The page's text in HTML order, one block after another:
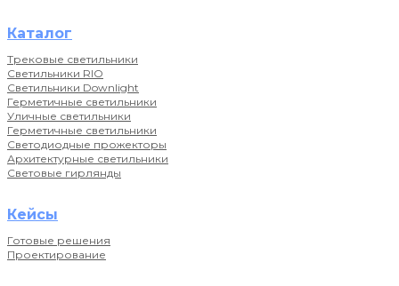
Каталог
Трековые светильники
Светильники RIO
Светильники Downlight
Герметичные светильники
Уличные светильники
Герметичные светильники
Светодиодные прожекторы
Архитектурные светильники
Световые гирлянды
Кейсы
Готовые решения
Проектирование